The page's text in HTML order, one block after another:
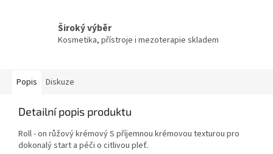
Široký výběr
Kosmetika, přístroje i mezoterapie skladem
Popis Diskuze
Detailní popis produktu
Roll - on růžový krémový S příjemnou krémovou texturou pro
dokonalý start a péči o citlivou pleť.